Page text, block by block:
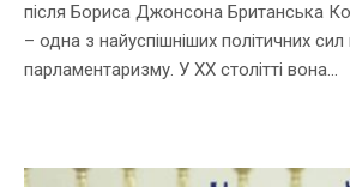
після Бориса Джонсона Британська
– одна з найуспішніших політичних сил
парламентаризму. У XX столітті вона...